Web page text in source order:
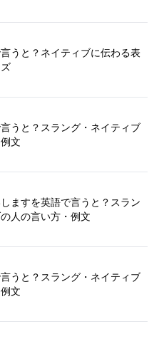
うと？ネイティブに伝わる表
うと？スラング・ネイティブ
文
ますを英語で言うと？スラン
人の言い方・例文
うと？スラング・ネイティブ
文